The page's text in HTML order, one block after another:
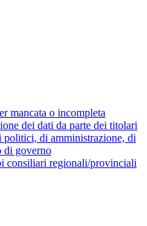
mancata o incompleta
dei dati da parte dei titolari
politici, di amministrazione, di
di governo
consiliari regionali/provinciali